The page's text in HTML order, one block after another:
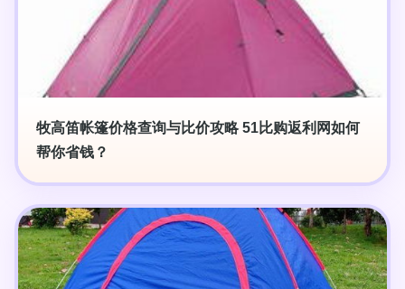
牧高笛帐篷价格查询与比价攻略 51比购返利网如何
帮你省钱？